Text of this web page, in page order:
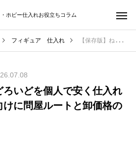
ホビー仕入れお役立ちコラム
フィギュア 仕入れ 【保存版】ねんどろいどを個人で安く仕入れる方法｜初心者向けに問屋ルートと卸価格の攻略法を解説
ろいどを個人で安く仕入れ
けに問屋ルートと卸価格の